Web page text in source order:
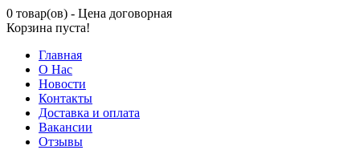
0 товар(ов) - Цена договорная
Корзина пуста!
Главная
О Нас
Новости
Контакты
Доставка и оплата
Вакансии
Отзывы